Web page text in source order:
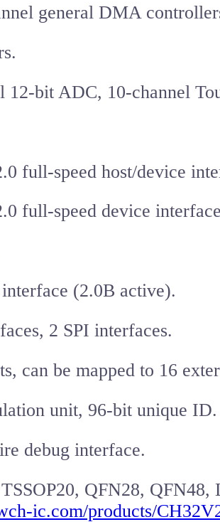
general DMA
12-bit ADC, 10-channel
full-speed host/device
full-speed device
(2.0B active).
2 SPI interfaces.
can be mapped to 16
unit, 96-bit unique ID.
debug interface.
QFN28, QFN48,
ic.com/products/